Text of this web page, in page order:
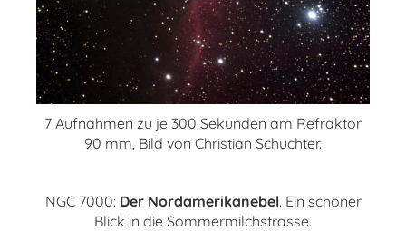
7 Aufnahmen zu je 300 Sekunden am Refraktor
90 mm, Bild von Christian Schuchter.
NGC 7000: Der Nordamerikanebel. Ein schöner
Blick in die Sommermilchstrasse.